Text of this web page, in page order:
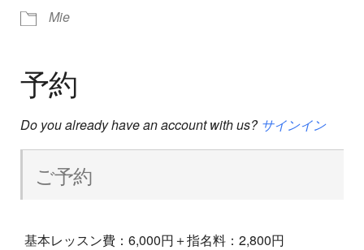
Mie
予約
Do you already have an account with us? サインイン
ご予約
基本レッスン費：6,000円＋指名料：2,800円